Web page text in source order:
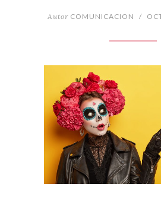
Autor COMUNICACION /